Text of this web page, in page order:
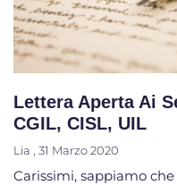
Lettera Aperta Ai
CGIL, CISL, UIL
Lia 31 Marzo 2020
Carissimi, sappiamo